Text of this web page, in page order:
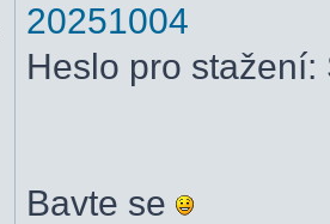
20251004
Heslo pro stažení:
Bavte se